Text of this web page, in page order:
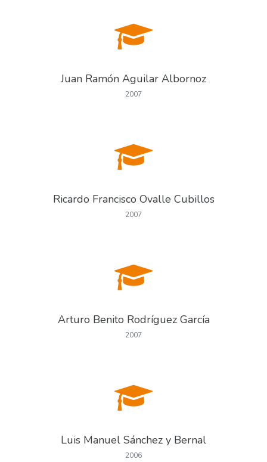
Juan Ramón Aguilar Albornoz
2007
Ricardo Francisco Ovalle Cubillos
2007
Arturo Benito Rodríguez García
2007
Luis Manuel Sánchez y Bernal
2006